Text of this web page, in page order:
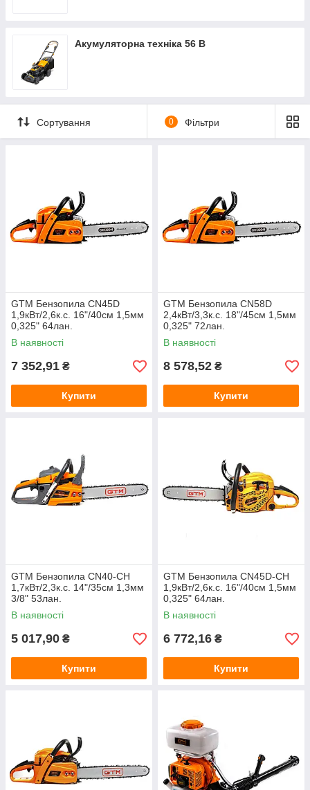
Акумуляторна техніка 56 В
Сортування 0 Фільтри
GTM Бензопила CN45D
1,9кВт/2,6к.с. 16"/40см 1,5мм
0,325" 64лан.
В наявності
7 352,91 ₴
Купити
GTM Бензопила CN58D
2,4кВт/3,3к.с. 18"/45см 1,5мм
0,325" 72лан.
В наявності
8 578,52 ₴
Купити
GTM Бензопила CN40-CH
1,7кВт/2,3к.с. 14"/35см 1,3мм
3/8" 53лан.
В наявності
5 017,90 ₴
Купити
GTM Бензопила CN45D-CH
1,9кВт/2,6к.с. 16"/40см 1,5мм
0,325" 64лан.
В наявності
6 772,16 ₴
Купити